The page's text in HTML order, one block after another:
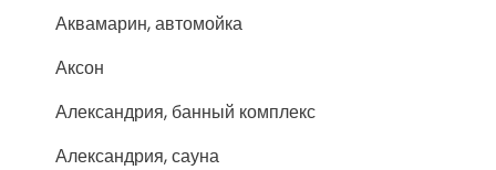
Аквамарин, автомойка
Аксон
Александрия, банный комплекс
Александрия, сауна